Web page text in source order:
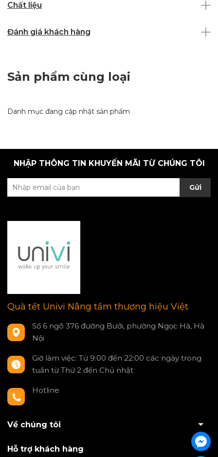
Chất liệu
Đánh giá khách hàng
Sản phẩm cùng loại
Danh mục đang cập nhật sản phẩm
NHẬP THÔNG TIN KHUYẾN MÃI TỪ CHÚNG TÔI
Gửi
Quà tết Univi Nâng tầm thương hiệu Việt
Số 6 ngõ 376 đường Bưởi, phường Ngọc Hà, Hà
Nội
Giờ làm việc: Từ 9:00 đến 22:00 các ngày trong
tuần từ Thứ 2 đến Chủ nhật
Hotline
Về chúng tôi
Hỗ trợ khách hàng